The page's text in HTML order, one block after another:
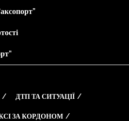
ДТП ТА СИТУАЦІЇ
ЗА КОРДОНОМ